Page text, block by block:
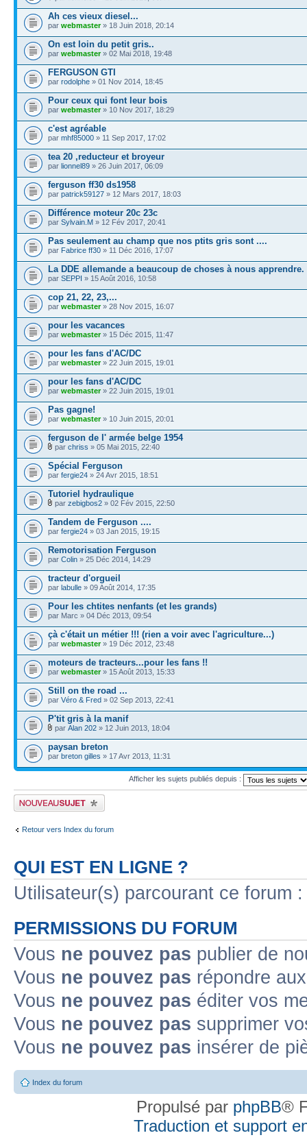
Ah ces vieux diesel...
par webmaster» 18 Juin 2018, 20:14
On est loin du petit gris..
par webmaster» 02 Mai 2018, 19:48
FERGUSON GTI
par rodolphe » 01 Nov 2014, 18:45
Pour ceux qui font leur bois
par webmaster» 10 Nov 2017, 18:29
c'est agréable
par mhf85000 » 11 Sep 2017, 17:02
tea 20 ,reducteur et broyeur
par lionnel89 » 26 Juin 2017, 06:09
ferguson ff30 ds1958
par patrick59127 » 12 Mars 2017, 18:03
Différence moteur 20c 23c
par Sylvain.M » 12 Fév 2017, 20:41
Pas seulement au champ que nos ptits gris sont ....
par Fabrice ff30 » 11 Déc 2016, 17:07
La DDE allemande a beaucoup de choses à nous apprendre.
par SEPPI » 15 Août 2016, 10:58
cop 21, 22, 23,...
par webmaster» 28 Nov 2015, 16:07
pour les vacances
par webmaster» 15 Déc 2015, 11:47
pour les fans d'AC/DC
par webmaster» 22 Juin 2015, 19:01
pour les fans d'AC/DC
par webmaster» 22 Juin 2015, 19:01
Pas gagne!
par webmaster» 10 Juin 2015, 20:01
ferguson de l' armée belge 1954
par chriss » 05 Mai 2015, 22:40
Spécial Ferguson
par fergie24 » 24 Avr 2015, 18:51
Tutoriel hydraulique
par zebigbos2 » 02 Fév 2015, 22:50
Tandem de Ferguson ....
par fergie24 » 03 Jan 2015, 19:15
Remotorisation Ferguson
par Colin » 25 Déc 2014, 14:29
tracteur d'orgueil
par labulle » 09 Août 2014, 17:35
Pour les chtites nenfants (et les grands)
par Marc » 04 Déc 2013, 09:54
çà c'était un métier !!! (rien a voir avec l'agriculture...)
par webmaster» 19 Déc 2012, 23:48
moteurs de tracteurs...pour les fans !!
par webmaster» 15 Août 2013, 15:33
Still on the road ...
par Véro & Fred » 02 Sep 2013, 22:41
P'tit gris à la manif
par Alan 202 » 12 Juin 2013, 18:04
paysan breton
par breton gilles » 17 Avr 2013, 11:31
Afficher les sujets publiés depuis :
Publier un nouveau sujet
Retour vers Index du forum
QUI EST EN LIGNE ?
Utilisateur(s) parcourant ce forum
PERMISSIONS DU FORUM
Vous ne pouvez pas publier de
Vous ne pouvez pas répondre
Vous ne pouvez pas éditer vos
Vous ne pouvez pas supprimer
Vous ne pouvez pas insérer de
Index du forum
Propulsé par phpBB®
Traduction et support